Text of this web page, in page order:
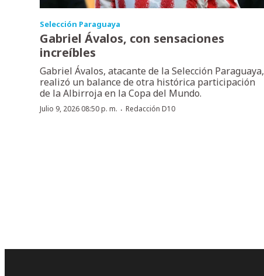
Selección Paraguaya
Gabriel Ávalos, con sensaciones
increíbles
Gabriel Ávalos, atacante de la Selección Paraguaya,
realizó un balance de otra histórica participación
de la Albirroja en la Copa del Mundo.
Julio 9, 2026 08:50 p. m. · Redacción D10